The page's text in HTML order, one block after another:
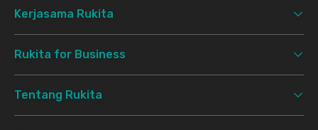
Kerjasama Rukita
Rukita for Business
Tentang Rukita